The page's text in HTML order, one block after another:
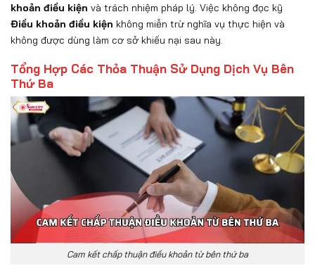
khoản điều kiện và trách nhiệm pháp lý. Việc không đọc kỹ
Điều khoản điều kiện không miễn trừ nghĩa vụ thực hiện và
không được dùng làm cơ sở khiếu nại sau này.
Tổng Hợp Các Thỏa Thuận Sử Dụng Dịch Vụ Bên
Thứ Ba
Cam kết chấp thuận điều khoản từ bên thứ ba